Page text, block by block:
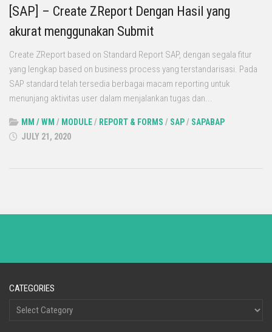
[SAP] – Create ZReport Dengan Hasil yang
akurat menggunakan Submit
Create ZReport based on Standard Report SAP, dengan segala fitur
yang lengkap based on business process yang terstandarisasi. Pada
SAP standard telah tersedia berbagai macam reporting untuk
menunjang aktivitas user dalam menjalankan tugas dan...
MM / WM / MODULE/ REPORT & FORMS / SAP/ SAPABAP
JULY 21, 2020
CATEGORIES